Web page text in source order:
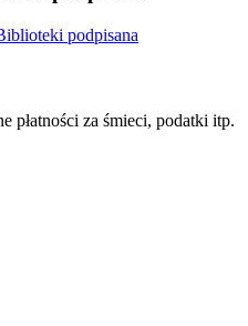
podpisana
płatności za śmieci, podatki itp.